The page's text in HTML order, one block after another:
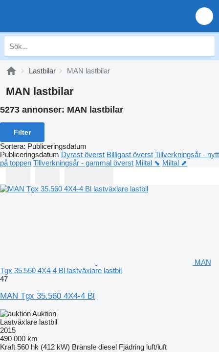
Lastbilar MAN lastbilar
MAN lastbilar
5273 annonser: MAN lastbilar
Filter
Sortera: Publiceringsdatum
Publiceringsdatum Dyrast överst Billigast överst Tillverkningsår - nytt
på toppen Tillverkningsår - gammal överst Miltal ⬊ Miltal ⬈
MAN
Tgx 35.560 4X4-4 Bl lastväxlare lastbil
47
MAN Tgx 35.560 4X4-4 Bl
Auktion
Lastväxlare lastbil
2015
490 000 km
Kraft 560 hk (412 kW) Bränsle diesel Fjädring luft/luft